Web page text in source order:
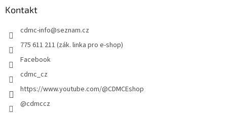
Kontakt
cdmc-info@seznam.cz
775 611 211 (zák. linka pro e-shop)
Facebook
cdmc_cz
https://www.youtube.com/@CDMCEshop
@cdmccz